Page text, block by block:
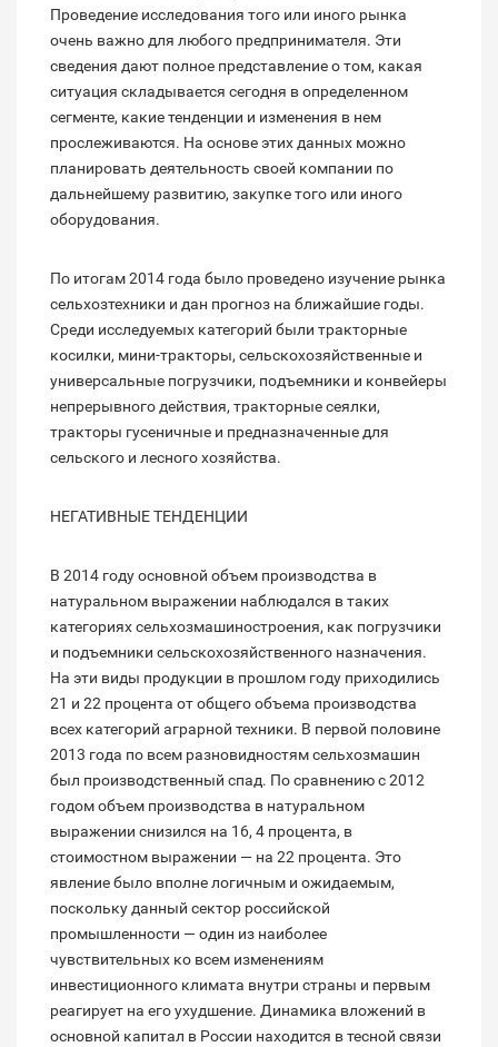
Проведение исследования того или иного рынка
очень важно для любого предпринимателя. Эти
сведения дают полное представление о том, какая
ситуация складывается сегодня в определенном
сегменте, какие тенденции и изменения в нем
прослеживаются. На основе этих данных можно
планировать деятельность своей компании по
дальнейшему развитию, закупке того или иного
оборудования.
По итогам 2014 года было проведено изучение рынка
сельхозтехники и дан прогноз на ближайшие годы.
Среди исследуемых категорий были тракторные
косилки, мини-тракторы, сельскохозяйственные и
универсальные погрузчики, подъемники и конвейеры
непрерывного действия, тракторные сеялки,
тракторы гусеничные и предназначенные для
сельского и лесного хозяйства.
НЕГАТИВНЫЕ ТЕНДЕНЦИИ
В 2014 году основной объем производства в
натуральном выражении наблюдался в таких
категориях сельхозмашиностроения, как погрузчики
и подъемники сельскохозяйственного назначения.
На эти виды продукции в прошлом году приходились
21 и 22 процента от общего объема производства
всех категорий аграрной техники. В первой половине
2013 года по всем разновидностям сельхозмашин
был производственный спад. По сравнению с 2012
годом объем производства в натуральном
выражении снизился на 16, 4 процента, в
стоимостном выражении — на 22 процента. Это
явление было вполне логичным и ожидаемым,
поскольку данный сектор российской
промышленности — один из наиболее
чувствительных ко всем изменениям
инвестиционного климата внутри страны и первым
реагирует на его ухудшение. Динамика вложений в
основной капитал в России находится в тесной связи